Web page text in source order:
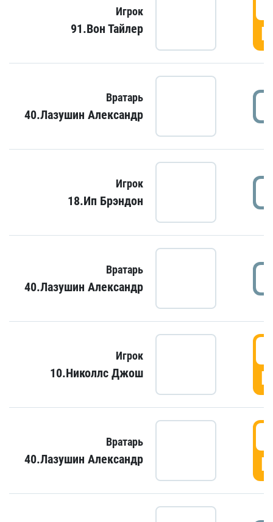
Игрок
91.Вон Тайлер
Вратарь
40.Лазушин Александр
Игрок
18.Ип Брэндон
Вратарь
40.Лазушин Александр
Игрок
10.Николлс Джош
Вратарь
40.Лазушин Александр